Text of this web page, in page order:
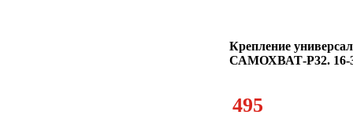
Крепление
САМОХВАТ-Р32. 16-
495